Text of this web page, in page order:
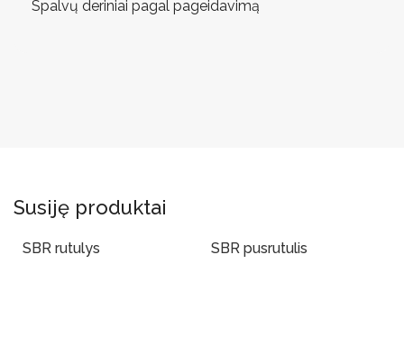
Spalvų deriniai pagal pageidavimą
Susiję produktai
SBR rutulys SBR pusrutulis